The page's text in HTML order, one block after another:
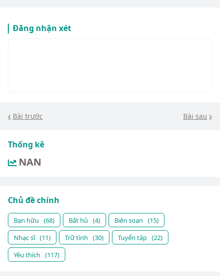
Đăng nhận xét
Bài trước Bài sau
Thống kê
NAN
Chủ đề chính
Bạn hữu (68) Bất hủ (4) Biên soạn
(15)
Nhạc sĩ (11) Trữ tình (30) Tuyển tập (22)
Yêu thích
(117)